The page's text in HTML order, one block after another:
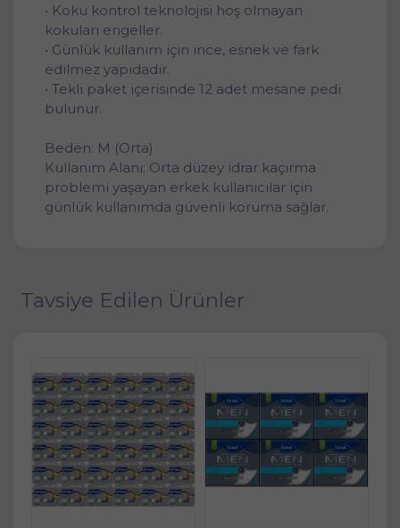
• Koku kontrol teknolojisi hoş olmayan
kokuları engeller.
• Günlük kullanım için ince, esnek ve fark
edilmez yapıdadır.
• Tekli paket içerisinde 12 adet mesane pedi
bulunur.
Beden: M (Orta)
Kullanım Alanı: Orta düzey idrar kaçırma
problemi yaşayan erkek kullanıcılar için
günlük kullanımda güvenli koruma sağlar.
Tavsiye Edilen Ürünler